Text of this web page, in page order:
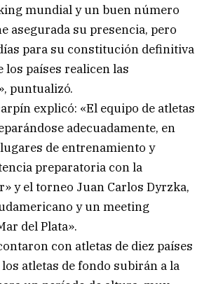
mundial y un buen número
asegurada su presencia, pero
para su constitución definitiva
los países realicen las
puntualizó.
explicó: «El equipo de atletas
adecuadamente, en
de entrenamiento y
preparatoria con la
y el torneo Juan Carlos Dyrzka,
y un meeting
del Plata».
con atletas de diez países
atletas de fondo subirán a la